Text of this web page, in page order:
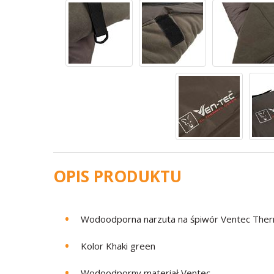
OPIS PRODUKTU
Wodoodporna narzuta na śpiwór Ventec
Kolor Khaki green